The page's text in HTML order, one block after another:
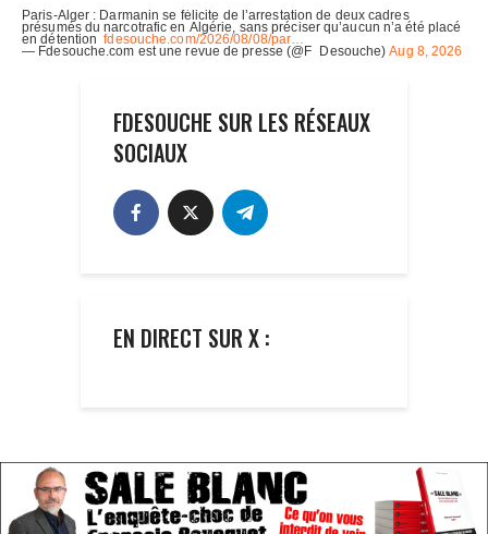
FDESOUCHE SUR LES RÉSEAUX
SOCIAUX
EN DIRECT SUR X :